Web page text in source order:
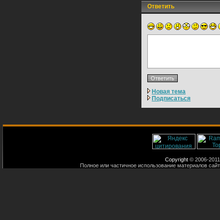
Ответить
Новая тема
Подписаться
Copyright © 2006-
Полное или частичное использование материалов